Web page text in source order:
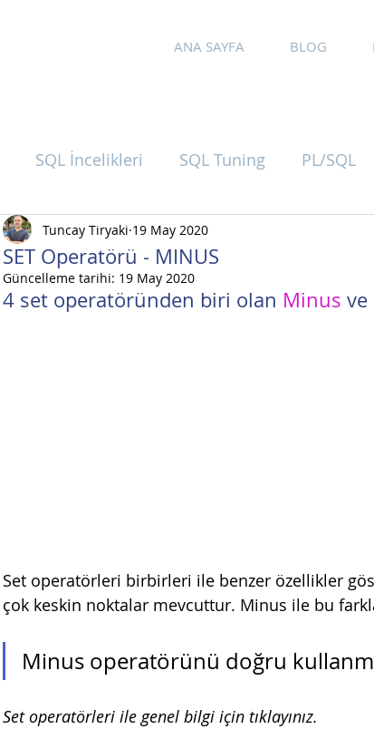
ANA SAYFA BLOG
SQL İncelikleri SQL Tuning PL/SQL
SET Operatörü - MINUS
Tuncay Tiryaki 19 May 2020
Güncelleme tarihi: 19 May 2020
4 set operatöründen biri olan Minus ve
Set operatörleri birbirleri ile benzer özellikler
çok keskin noktalar mevcuttur. Minus ile bu
Minus operatörünü doğru
Set operatörleri ile genel bilgi için tıklayınız.